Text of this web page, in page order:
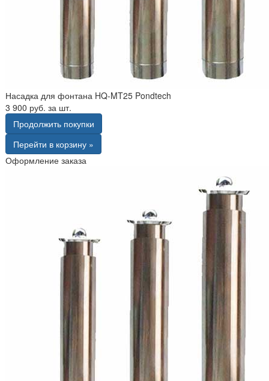
Насадка для фонтана HQ-MT25 Pondtech
3 900 руб. за шт.
Продолжить покупки
Перейти в корзину »
Оформление заказа